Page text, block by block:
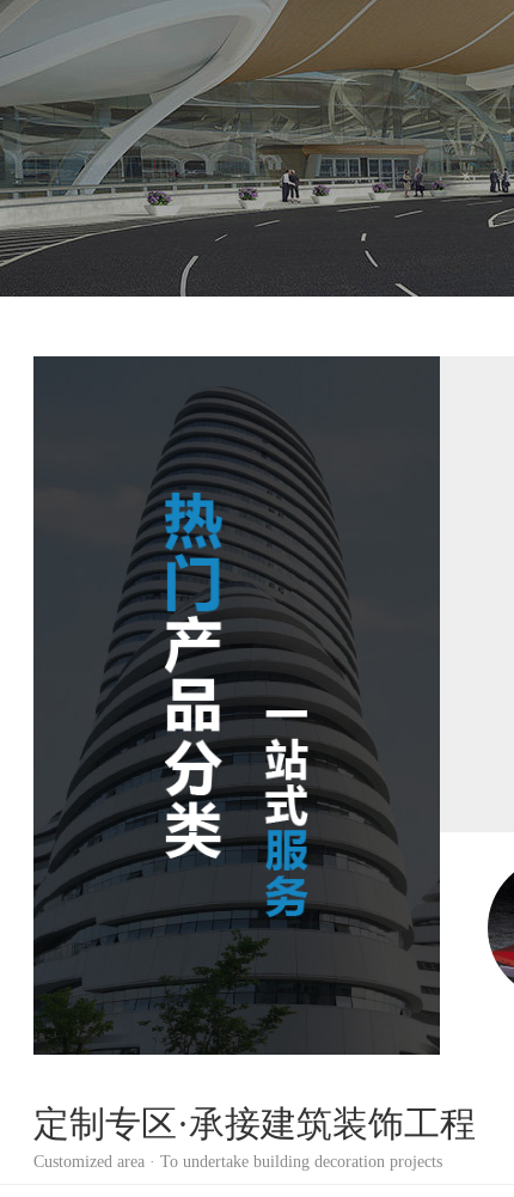
定制专区·承接建筑装饰工程
Customized area · To undertake building decoration projects